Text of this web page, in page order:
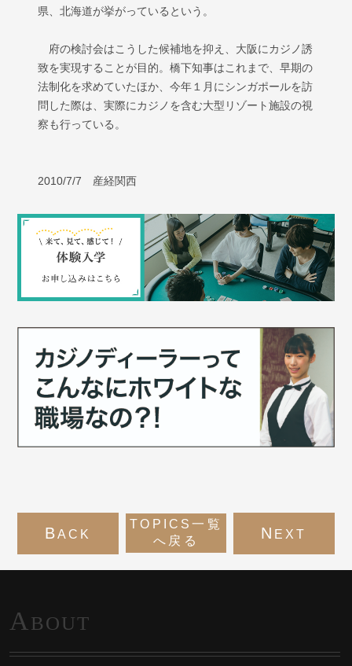
県、北海道が挙がっているという。
府の検討会はこうした候補地を抑え、大阪にカジノ誘
致を実現することが目的。橋下知事はこれまで、早期の
法制化を求めていたほか、今年１月にシンガポールを訪
問した際は、実際にカジノを含む大型リゾート施設の視
察も行っている。
2010/7/7 産経関西
BACK
TOPICS一覧
へ戻る
N EXT
A BOUT